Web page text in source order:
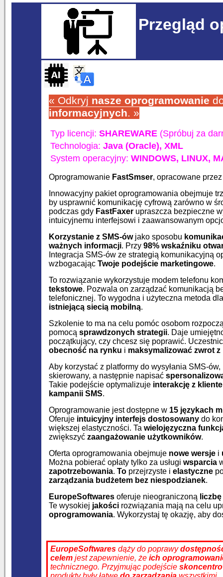
Przegląd
« Odkryj nasze oprogramowanie
informacyjnych. »
Typ licencji: SHAREWARE (Spróbuj za
Technologia: Java (Oracle), XML
System operacyjny: WINDOWS, LINUX,
Oprogramowanie FastSmser, opracowane
Innowacyjny pakiet oprogramowania obejmuje
by usprawnić komunikację cyfrową zarówno w
podczas gdy FastFaxer upraszcza bezpieczne
intuicyjnemu interfejsowi i zaawansowanym
Korzystanie z SMS-ówjako sposobu
ważnych informacji. Przy 98% wskaźniku
Integracja SMS-ów ze strategią komunikacyjną
wzbogacając Twoje podejście marketingowe.
To rozwiązanie wykorzystuje modem telefonu
tekstowe. Pozwala on zarządzać komunikacją
telefonicznej. To wygodna i użyteczna metoda
istniejącą siecią mobilną.
Szkolenie to ma na celu pomóc osobom
pomocą sprawdzonych strategii. Daje
początkujący, czy chcesz się poprawić.
obecność na rynku i maksymalizować zwrot
Aby korzystać z platformy do wysyłania SMS-
skierowany, a następnie napisać
Takie podejście optymalizuje interakcję z
kampanii SMS.
Oprogramowanie jest dostępne w 15 językach
Oferuje intuicyjny interfejs dostosowany do
większej elastyczności. Ta wielojęzyczna
zwiększyć zaangażowanie użytkowników.
Oferta oprogramowania obejmuje nowe wersje i
Można pobierać opłaty tylko za usługi wsparcia
zapotrzebowania. To przejrzyste i elastyczne
zarządzania budżetem bez niespodzianek.
EuropeSoftwares oferuje nieograniczoną
Te wysokiej jakości rozwiązania mają na celu
oprogramowania. Wykorzystaj tę okazję, aby
EuropeSoftwares dąży do poprawy
celem jest zapewnienie, że ich
technicznego. Przyjmując podejście